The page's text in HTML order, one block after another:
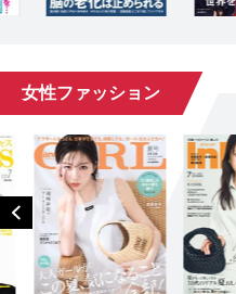
女性ファッション